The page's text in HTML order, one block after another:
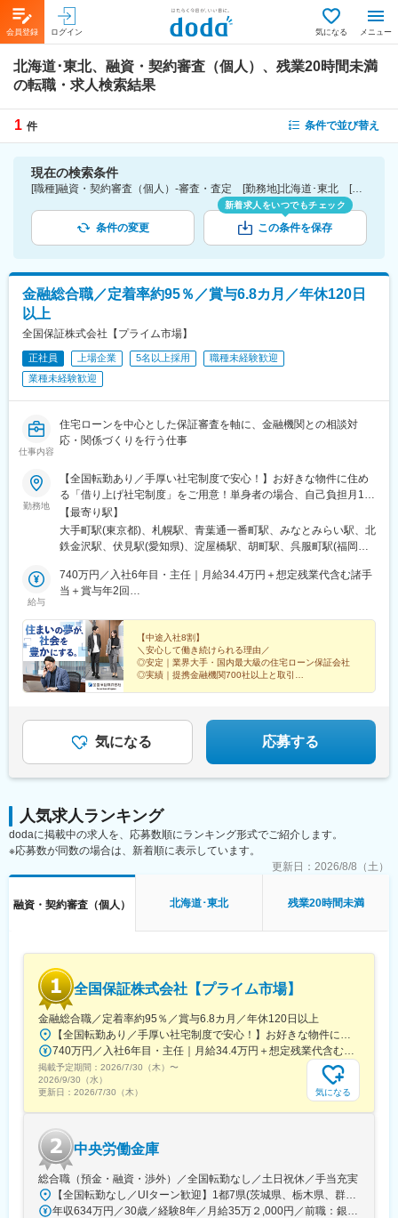
会員登録 ログイン 気になる メニュー
北海道･東北、融資・契約審査（個人）、残業20時間未満
の転職・求人検索結果
1 件 条件で並び替え
現在の検索条件
[職種]融資・契約審査（個人）-審査・査定 [勤務地]北海道･東北 [詳細条件](休日・働き方)残業20時間未満
条件の変更
新着求人をいつでもチェック
この条件を保存
金融総合職／定着率約95％／賞与6.8カ月／年休120日
以上
全国保証株式会社【プライム市場】
正社員 上場企業 5名以上採用
職種未経験歓迎
業種未経験歓迎
仕事内容
住宅ローンを中心とした保証審査を軸に、金融機関との相談対
応・関係づくりを行う仕事
勤務地
【全国転勤あり／手厚い社宅制度で安心！】お好きな物件に住め
る「借り上げ社宅制度」をご用意！単身者の場合、自己負担月1万
円で居住可能です（諸条件あり）。◎転勤を経験することによっ
て地域ごとのニーズに触れ、対応力とビジネススキルを伸ばせま
す。※初任地は面接時の適性を踏まえ、本社または以下の支店のい
ビル内に喫煙所あり）■本社・本店千代田区大手町二丁目1番1号
大成大手町ビル■札幌支店札幌市北区北7条西4丁目3番地1 新北海
命ビル■横浜支店横浜市西区みなとみらい二丁目3番5号 クイーン
ズタワー■金沢支店金沢市昭和町16番1号 ヴィサージュ■名古屋支
店名古屋市中区栄二丁目3番1号 名古屋広小路ビルヂング■大阪支
店大阪市中央区今橋四丁目1番1号 淀屋橋三井ビルディング■広島
支店広島市中区幟町13番15号 新広島ビルディング■福岡支店福岡
【最寄り駅】
大手町駅(東京都)、札幌駅、青葉通一番町駅、みなとみらい駅、北
鉄金沢駅、伏見駅(愛知県)、淀屋橋駅、胡町駅、呉服町駅(福岡
県)、肥後橋駅、八丁堀駅(広島県)、中洲川端駅、三越前駅、北１
２条駅、大町西公園駅、栄駅(愛知県)、大江橋駅、銀山町駅、祇園
給与
740万円／入社6年目・主任｜月給34.4万円＋想定残業代含む諸手
当＋賞与年2回
当＋賞与年2回
【中途入社8割】
＼安心して働き続けられる理由／
◎安定｜業界大手・国内最大級の住宅ローン保証会社
◎実績｜提携金融機関700社以上と取引
気になる 応募する
人気求人ランキング
dodaに掲載中の求人を、応募数順にランキング形式でご紹介します。
※応募数が同数の場合は、新着順に表示しています。
更新日： 2026/8/8（土）
融資・契約審査（個人） 北海道･東北 残業20時間未満
全国保証株式会社【プライム市場】
金融総合職／定着率約95％／賞与6.8カ月／年休120日以上
【全国転勤あり／手厚い社宅制度で安心！】お好きな物件に住める「借り上げ社宅制度」をご用意！単身者の場合、自己負担月1万円で居住可能です（諸条件あり）。◎転勤を経験することによって地域ごとのニーズに触れ、対応力とビジネススキルを伸ばせます。※初任地は面接時の適性を踏まえ、本社または以下の支店のいずれかに決定いたします。 ※受動喫煙対策あり（当社内禁煙 ※一部ビル内に喫煙所あり）■本社・本店千代田区大手町二丁目1番1号 大成大手町ビル■札幌支店札幌市北区北7条西4丁目3番地1 新北海道ビル■仙台支店仙台市青葉区国分町一丁目2番1号 仙台フコク生命ビル■横浜支店横浜市西区みなとみらい二丁目3番5号 クイーンズタワー■金沢支店金沢市昭和町16番1号 ヴィサージュ■名古屋支店名古屋市中区栄二丁目3番1号 名古屋広小路ビルヂング■大阪支店大阪市中央区今橋四丁目1番1号 淀屋橋三井ビルディング■広島支店広島市中区幟町13番15号 新広島ビルディング■福岡支店福岡市博多区店屋町8番30号 博多フコク生命ビル
740万円／入社6年目・主任｜月給34.4万円＋想定残業代含む諸手当＋賞与年2回 830万円／入社9年目・係長｜月給38.5万円＋想定残業代含む諸手当＋賞与年2回
掲載予定期間： 2026/7/30（木） 〜
2026/9/30（水）
更新日： 2026/7/30（木） 気になる
中央労働金庫
総合職（預金・融資・渉外）／全国転勤なし／土日祝休／手当充実
【全国転勤なし／UIターン歓迎】1都7県(茨城県、栃木県、群馬県、埼玉県、千葉県、東京都、神奈川県、山梨県)内の本支店、本部にて勤務いただきます。
年収634万円／30歳／経験8年／月給35万２,000円／前職：銀行 年収558万円／28歳／経験6年／月給30万9,700円／前職：法人営業